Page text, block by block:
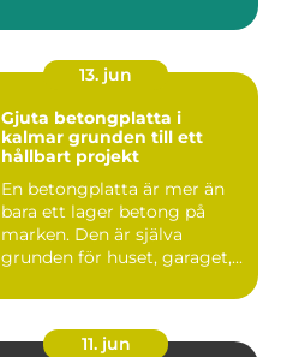
13. jun
Gjuta betongplatta i
kalmar grunden till ett
hållbart projekt
En betongplatta är mer än
bara ett lager betong på
marken. Den är själva
grunden för huset, garaget,...
11. jun